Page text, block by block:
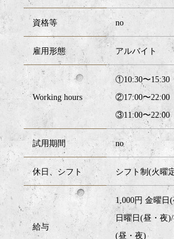
資格等 no
雇用形態 アルバイト
Working hours
①10:30〜15:30
②17:00〜22:00
③11:00〜22:00
試用期間 no
休日、シフト シフト制(火曜
給与
1,000円 金曜日
日曜日(昼・夜
(昼・夜)